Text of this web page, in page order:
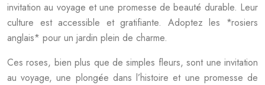
invitation au voyage et une promesse de beauté durable. Leur
culture est accessible et gratifiante. Adoptez les *rosiers
anglais* pour un jardin plein de charme.
Ces roses, bien plus que de simples fleurs, sont une invitation
au voyage, une plongée dans l’histoire et une promesse de